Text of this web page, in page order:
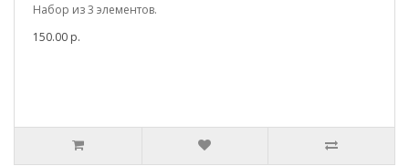
Набор из 3 элементов.
150.00 р.